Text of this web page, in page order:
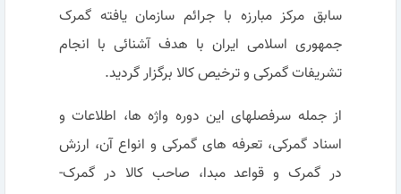
سابق مرکز مبارزه با جرائم سازمان یافته گمرک
جمهوری اسلامی ایران با هدف آشنائی با انجام
تشریفات گمرکی و ترخیص کالا برگزار گردید.
از جمله سرفصلهای این دوره واژه ها، اطلاعات و
اسناد گمرکی، تعرفه های گمرکی و انواع آن، ارزش
در گمرک و قواعد مبدا، صاحب کالا در گمرک-